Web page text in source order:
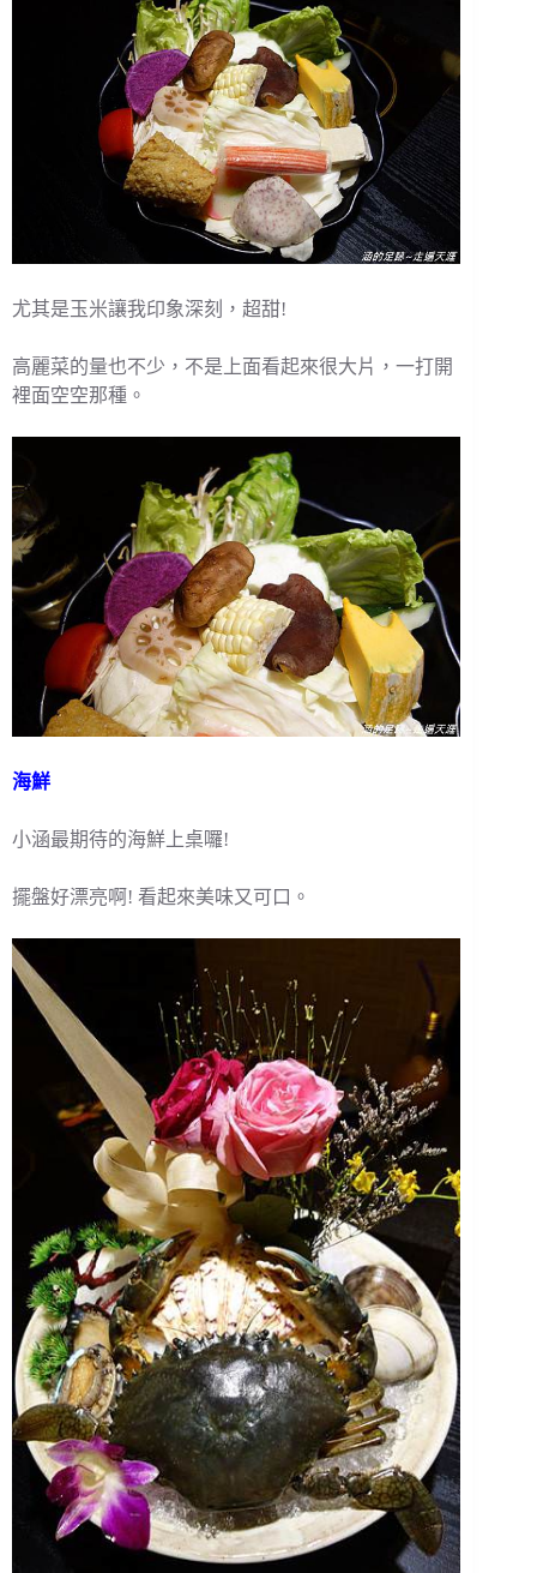
尤其是玉米讓我印象深刻，超甜!
高麗菜的量也不少，不是上面看起來很大片，一打開
裡面空空那種。
海鮮
小涵最期待的海鮮上桌囉!
擺盤好漂亮啊! 看起來美味又可口。